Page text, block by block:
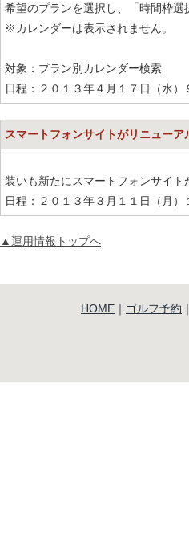
希望のプランを選択し、「時間枠
※カレンダーは表示されません。
対象：プラン別カレンダー検索
日程：２０１３年４月１７日（水）
スマートフォンサイトがリニューア
装いも新たにスマートフォンサイト
日程：２０１３年３月１１日（月）
▲運用情報トップへ
HOME ｜ ゴルフ予約 ｜